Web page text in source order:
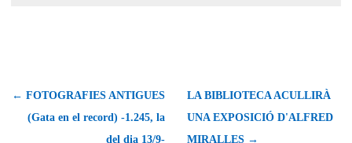
← FOTOGRAFIES ANTIGUES
(Gata en el record) -1.245, la
del dia 13/9-
LA BIBLIOTECA ACULLIRÀ
UNA EXPOSICIÓ D'ALFRED
MIRALLES →